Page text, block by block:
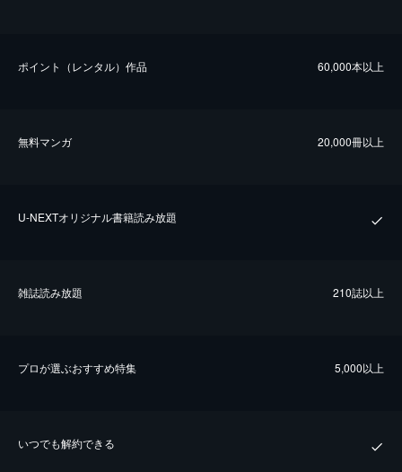
ポイント（レンタル）作品 60,000本以上
無料マンガ 20,000冊以上
U-NEXTオリジナル書籍読み放題
雑誌読み放題 210誌以上
プロが選ぶおすすめ特集 5,000以上
いつでも解約できる